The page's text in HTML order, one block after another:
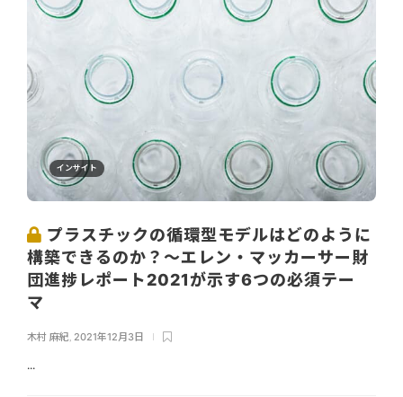
インサイト
プラスチックの循環型モデルはどのように
構築できるのか？～エレン・マッカーサー財
団進捗レポート2021が示す6つの必須テー
マ
木村 麻紀 2021年12月3日
...